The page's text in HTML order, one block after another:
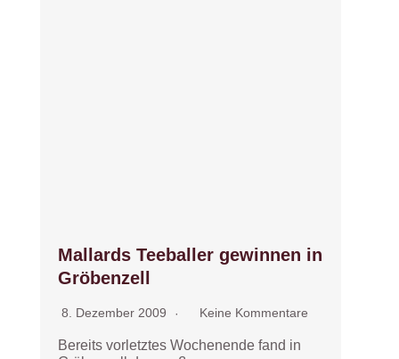
Mallards Teeballer gewinnen in
Gröbenzell
8. Dezember 2009 Keine Kommentare
Bereits vorletztes Wochenende fand in